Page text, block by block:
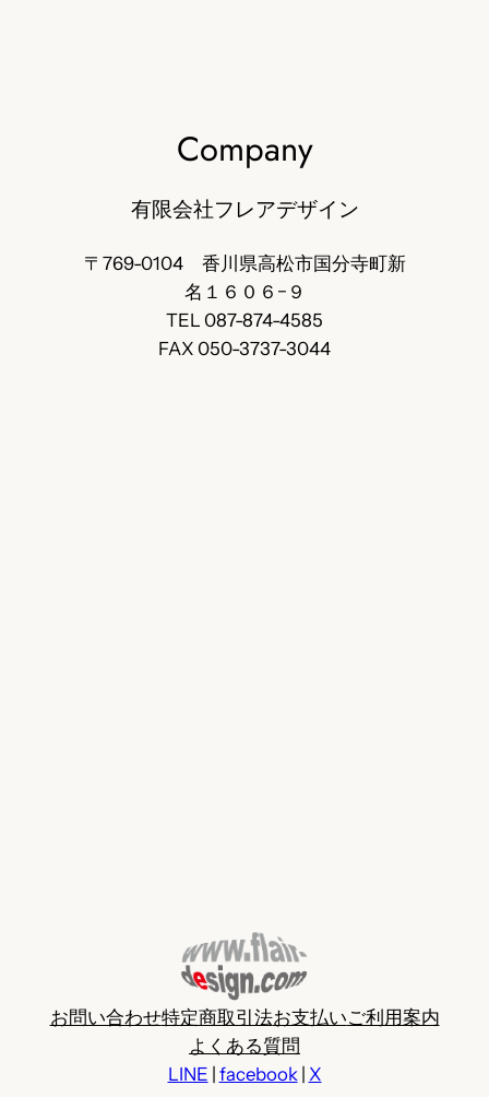
Company
有限会社フレアデザイン
〒769-0104 香川県高松市国分寺町新
名１６０６−９
TEL 087-874-4585
FAX 050-3737-3044
お問い合わせ特定商取引法お支払いご利用案内
よくある質問
LINE facebook| X